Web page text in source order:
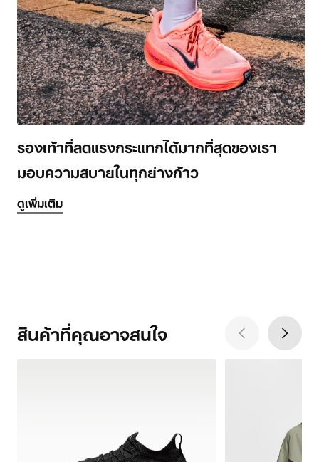
รองเท้าที่ลดแรงกระแทกได้มากที่สุดของเรา
มอบความสบายในทุกย่างก้าว
ดูเพิ่มเติม
สินค้าที่คุณอาจสนใจ